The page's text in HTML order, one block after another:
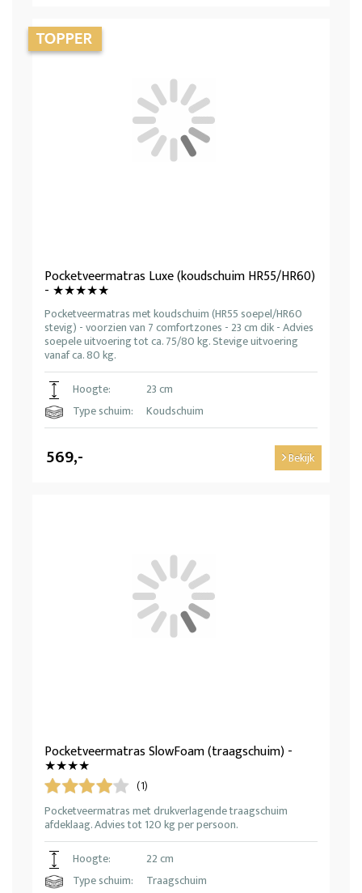
Pocketveermatras Luxe (koudschuim HR55/HR60)
- ★★★★★
Pocketveermatras met koudschuim (HR55 soepel/HR60
stevig) - voorzien van 7 comfortzones - 23 cm dik - Advies
soepele uitvoering tot ca. 75/80 kg. Stevige uitvoering
vanaf ca. 80 kg.
Hoogte:
23 cm
Type schuim:
Koudschuim
569,- Bekijk
Pocketveermatras SlowFoam (traagschuim) -
★★★★
(1)
Pocketveermatras met drukverlagende traagschuim
afdeklaag. Advies tot 120 kg per persoon.
Hoogte:
22 cm
Type schuim:
Traagschuim